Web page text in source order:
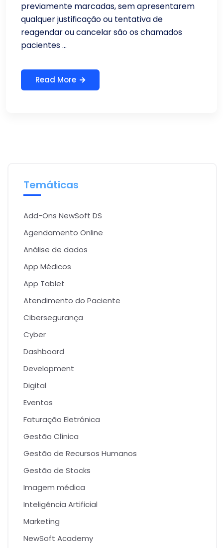
previamente marcadas, sem apresentarem
qualquer justificação ou tentativa de
reagendar ou cancelar são os chamados
pacientes ...
Read More
Temáticas
Add-Ons NewSoft DS
Agendamento Online
Análise de dados
App Médicos
App Tablet
Atendimento do Paciente
Cibersegurança
Cyber
Dashboard
Development
Digital
Eventos
Faturação Eletrónica
Gestão Clínica
Gestão de Recursos Humanos
Gestão de Stocks
Imagem médica
Inteligência Artificial
Marketing
NewSoft Academy